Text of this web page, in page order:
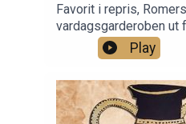
Favorit i repris,
vardagsgarderoben ut
talet e.v.t? Det ska vi
Vi förklarar hur man
var viktigt att ta på sig
fick snygga färger på
avsnittet om antika
Play